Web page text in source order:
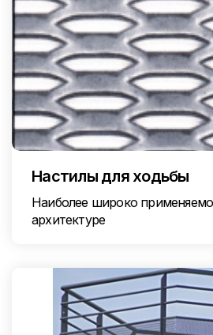
Настилы для ходьбы
Наиболее широко
архитектуре